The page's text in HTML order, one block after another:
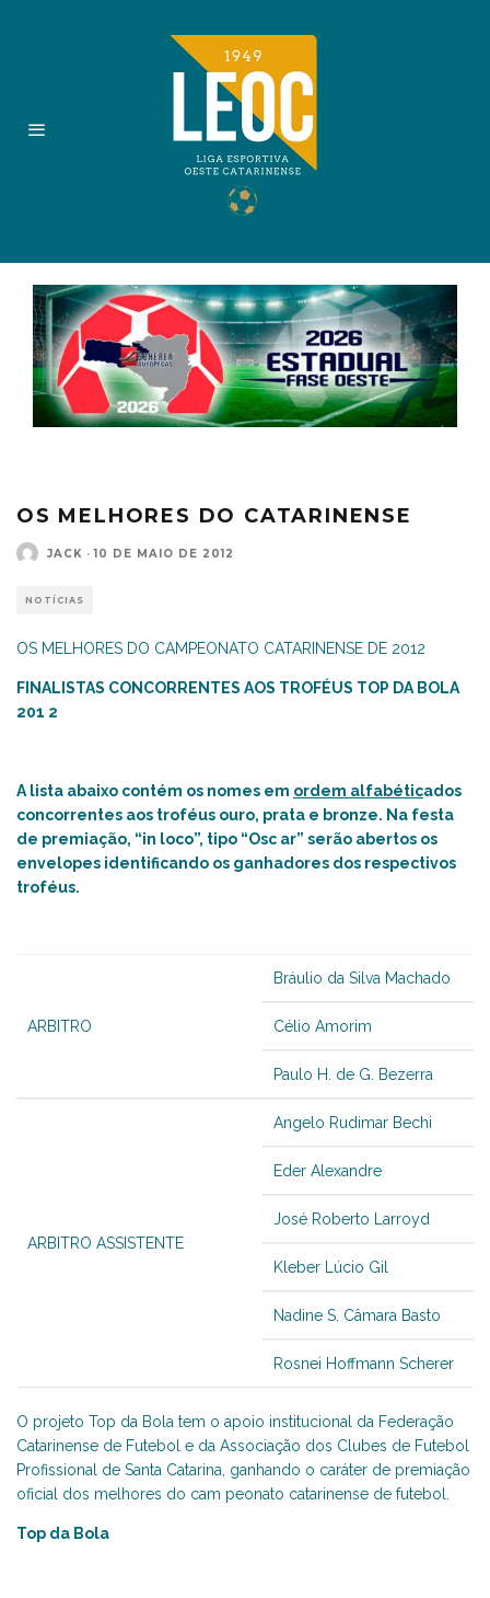
OS MELHORES DO CATARINENSE
JACK · 10 DE MAIO DE 2012
NOTÍCIAS
OS MELHORES DO CAMPEONATO CATARINENSE DE 2012
FINALISTAS CONCORRENTES AOS TROFÉUS TOP DA BOLA
201 2
A lista abaixo contém os nomes em ordem alfabéticados
concorrentes aos troféus ouro, prata e bronze. Na festa
de premiação, “in loco”, tipo “Osc ar” serão abertos os
envelopes identificando os ganhadores dos respectivos
troféus.
ARBITRO
Bráulio da Silva Machado
Célio Amorim
Paulo H. de G. Bezerra
ARBITRO ASSISTENTE
Angelo Rudimar Bechi
Eder Alexandre
José Roberto Larroyd
Kleber Lúcio Gil
Nadine S. Câmara Basto
Rosnei Hoffmann Scherer
O projeto Top da Bola tem o apoio institucional da Federação
Catarinense de Futebol e da Associação dos Clubes de Futebol
Profissional de Santa Catarina, ganhando o caráter de premiação
oficial dos melhores do cam peonato catarinense de futebol.
Top da Bola